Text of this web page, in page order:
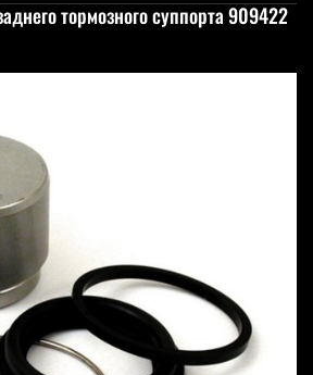
тормозного суппорта 909422